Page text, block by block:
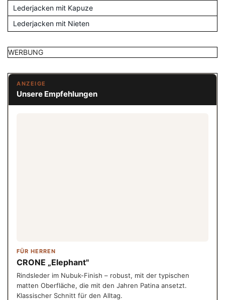
Lederjacken mit Kapuze
Lederjacken mit Nieten
WERBUNG
ANZEIGE
Unsere Empfehlungen
FÜR HERREN
CRONE „Elephant"
Rindsleder im Nubuk-Finish – robust, mit der typischen
matten Oberfläche, die mit den Jahren Patina ansetzt.
Klassischer Schnitt für den Alltag.